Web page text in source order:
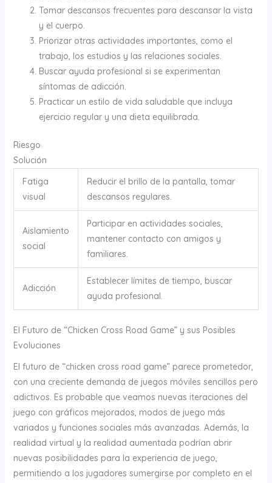
Tomar descansos frecuentes para descansar la vista
y el cuerpo.
Priorizar otras actividades importantes, como el
trabajo, los estudios y las relaciones sociales.
Buscar ayuda profesional si se experimentan
síntomas de adicción.
Practicar un estilo de vida saludable que incluya
ejercicio regular y una dieta equilibrada.
Riesgo
Solución
Fatiga
visual
Reducir el brillo de la pantalla, tomar
descansos regulares.
Aislamiento
social
Participar en actividades sociales,
mantener contacto con amigos y
familiares.
Adicción
Establecer límites de tiempo, buscar
ayuda profesional.
El Futuro de “Chicken Cross Road Game” y sus Posibles
Evoluciones
El futuro de “chicken cross road game” parece prometedor,
con una creciente demanda de juegos móviles sencillos pero
adictivos. Es probable que veamos nuevas iteraciones del
juego con gráficos mejorados, modos de juego más
variados y funciones sociales más avanzadas. Además, la
realidad virtual y la realidad aumentada podrían abrir
nuevas posibilidades para la experiencia de juego,
permitiendo a los jugadores sumergirse por completo en el